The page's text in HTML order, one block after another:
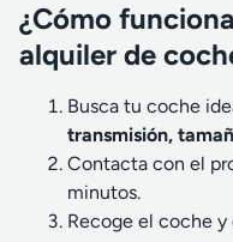
¿Cómo
alquiler de
Busca tu coche
transmisión,
Contacta con el
minutos.
Recoge el coche